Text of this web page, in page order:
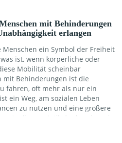
mit Behinderungen
erlangen
ein Symbol der Freiheit
ist, wenn körperliche oder
Mobilität scheinbar
mit Behinderungen ist die
fahren, oft mehr als nur ein
ein Weg, am sozialen Leben
zu nutzen und eine größere
In diesem Artikel erkunden wir
technischen Anpassungen und
die es Menschen mit